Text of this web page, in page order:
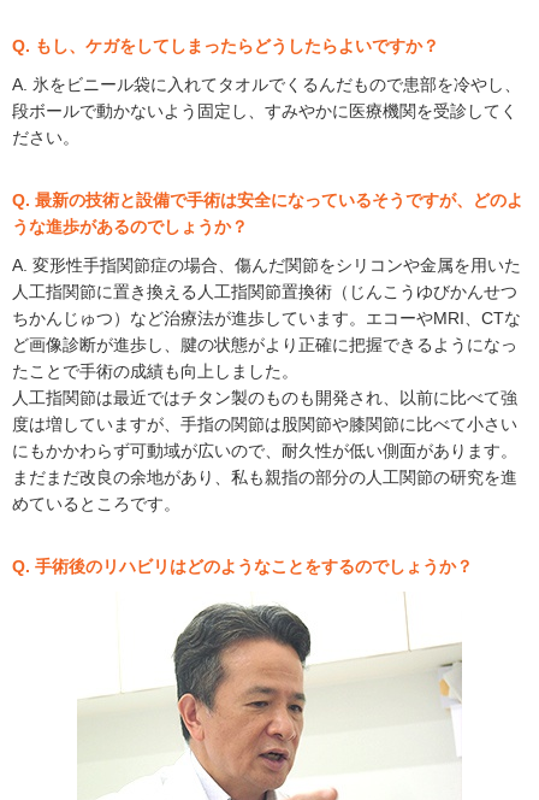
Q. もし、ケガをしてしまったらどうしたらよいですか？
A. 氷をビニール袋に入れてタオルでくるんだもので患部を冷やし、
段ボールで動かないよう固定し、すみやかに医療機関を受診してく
ださい。
Q. 最新の技術と設備で手術は安全になっているそうですが、どのよ
うな進歩があるのでしょうか？
A. 変形性手指関節症の場合、傷んだ関節をシリコンや金属を用いた
人工指関節に置き換える人工指関節置換術（じんこうゆびかんせつ
ちかんじゅつ）など治療法が進歩しています。エコーやMRI、CTな
ど画像診断が進歩し、腱の状態がより正確に把握できるようになっ
たことで手術の成績も向上しました。
人工指関節は最近ではチタン製のものも開発され、以前に比べて強
度は増していますが、手指の関節は股関節や膝関節に比べて小さい
にもかかわらず可動域が広いので、耐久性が低い側面があります。
まだまだ改良の余地があり、私も親指の部分の人工関節の研究を進
めているところです。
Q. 手術後のリハビリはどのようなことをするのでしょうか？